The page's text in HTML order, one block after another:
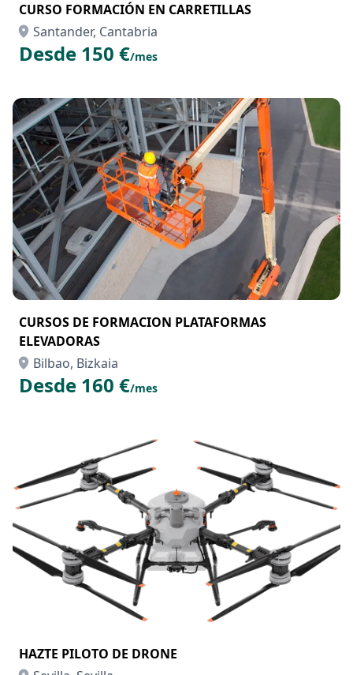
CURSO FORMACIÓN EN CARRETILLAS
Santander, Cantabria
Desde 150 €/mes
CURSOS DE FORMACION PLATAFORMAS
ELEVADORAS
Bilbao, Bizkaia
Desde 160 €/mes
HAZTE PILOTO DE DRONE